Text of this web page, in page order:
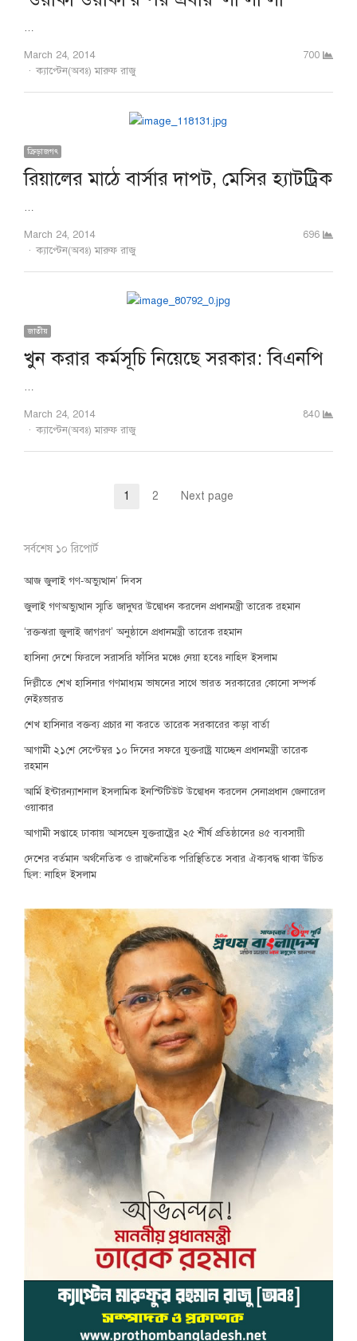
…
March 24, 2014
Author
ক্যাপ্টেন(অবঃ) মারুফ রাজু
700
ক্রিড়াজগৎ
রিয়ালের মাঠে বার্সার দাপট, মেসির হ্যাটট্রিক
…
March 24, 2014
Author
ক্যাপ্টেন(অবঃ) মারুফ রাজু
696
জাতীয়
খুন করার কর্মসূচি নিয়েছে সরকার: বিএনপি
…
March 24, 2014
Author
ক্যাপ্টেন(অবঃ) মারুফ রাজু
840
Page
1 Page
2 Next page
সর্বশেষ ১০ রিপোর্ট
আজ জুলাই গণ-অভ্যুত্থান’ দিবস
জুলাই গণঅভ্যুত্থান স্মৃতি জাদুঘর উদ্বোধন করলেন প্রধানমন্ত্রী তারেক রহমান
‘রক্তঝরা জুলাই জাগরণ’ অনুষ্ঠানে প্রধানমন্ত্রী তারেক রহমান
হাসিনা দেশে ফিরলে সরাসরি ফাঁসির মঞ্চে নেয়া হবেঃ নাহিদ ইসলাম
দিল্লীতে শেখ হাসিনার গণমাধ্যম ভাষনের সাথে ভারত সরকারের কোনো সম্পর্ক
নেইঃভারত
শেখ হাসিনার বক্তব্য প্রচার না করতে তারেক সরকারের কড়া বার্তা
আগামী ২১শে সেপ্টেম্বর ১০ দিনের সফরে যুক্তরাষ্ট্র যাচ্ছেন প্রধানমন্ত্রী তারেক
রহমান
আর্মি ইন্টারন্যাশনাল ইসলামিক ইনস্টিটিউট উদ্বোধন করলেন সেনাপ্রধান জেনারেল
ওয়াকার
আগামী সপ্তাহে ঢাকায় আসছেন যুক্তরাষ্ট্রের ২৫ শীর্ষ প্রতিষ্ঠানের ৪৫ ব্যবসায়ী
দেশের বর্তমান অর্থনৈতিক ও রাজনৈতিক পরিস্থিতিতে সবার ঐক্যবদ্ধ থাকা উচিত
ছিল: নাহিদ ইসলাম